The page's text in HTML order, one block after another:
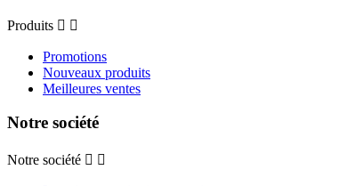
Produits  
Promotions
Nouveaux produits
Meilleures ventes
Notre société
Notre société  